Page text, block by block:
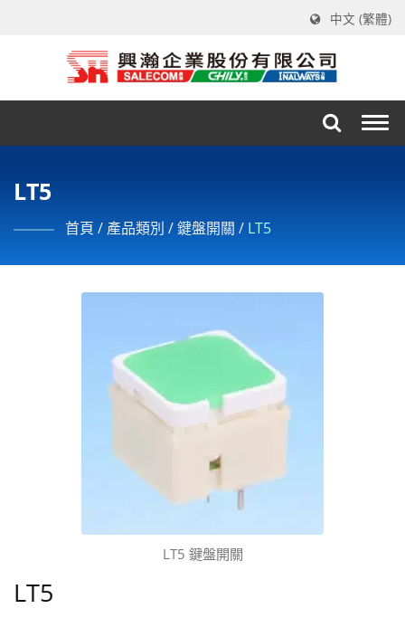
中文 (繁體)
LT5
首頁 / 產品類別 /鍵盤開關 / LT5
LT5 鍵盤開關
LT5